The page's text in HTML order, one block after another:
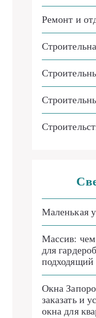
Ремонт и
Маленькая
Массив:
для
подходящий
Окна
заказать и
окна для